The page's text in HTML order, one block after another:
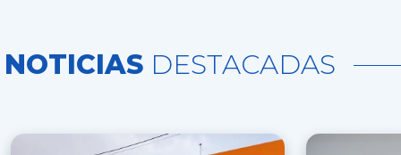
NOTICIAS DESTACADAS